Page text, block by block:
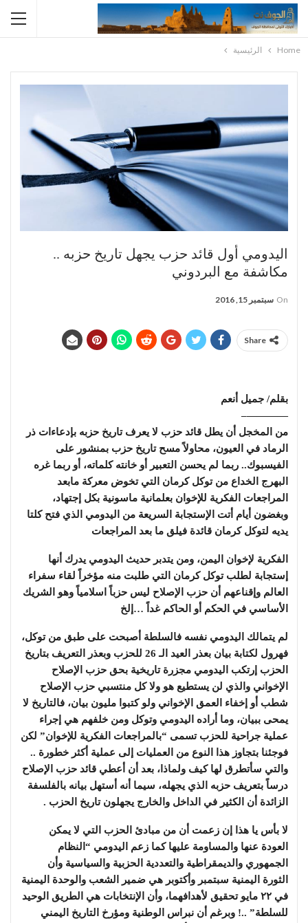
Home الرئيسية
اليدومي أول قائد حزب يجهل تاريخ حزبه ..
مكاشفة مع البردوني
On سبتمبر 15, 2016
Share
بقلم/ جميل أنعم
————–
من المخجل أن يطل قائد حزب لا يعرف تاريخ حزبه بإدعاءات ذر
الرماد في العيون، محاولاً مسح تاريخ حزب بمنشور على
الفيسبوك.. ربما لم يحسن التعبير أو خانته كلماته، أو ربما غره
البهرج الخداع من توكل كرمان التي تخوض معركة مابعد
المراجعات الفكرية للإخوان بعلمانية ماسونية بكل إجتهاد،
وبغضون أيام أتت الإستجابة السريعة من اليدومي الذي فتح كلتا
يديه لتوكل كرمان قائدة فيلق ما بعد المراجعات
الفكرية لإخوان اليمن، ومن يتدبر حديث اليدومي يدرك أنها
إستجابة لطلب توكل كرمان التي طلبت منه مؤخراً لقاء سفراء
العالم وإقناعهم أن حزب الإصلاح ليس حزباً اسلامياً وهو الشريك
الأساسي في الحكم أو الحاكم غداً …إلخ
لم يتمالك اليدومي نفسه فالسلطة أصبحت على طبق من توكل،
فهرول لكتابة بيان بعذر العيد الـ 26 للحزب وبعذر التعريف بتاريخ
الحزب إرتكب اليدومي مجزرة تاريخية بحق حزب الإصلاح
الإخواني والذي لن يستطيع هو ولا كل منتسبي حزب الإصلاح
شطب أو إخفاء العمق الإخواني ولو كتبوا مليون بيان، فالتاريخ لا
يمحى ببيان، وما أراده اليدومي وتوكل ومن خلفهم هي إجراء
عملية جراحية للحزب تسمى “بالمراجعات الفكرية للإخوان” لكن
فوجئنا بتجاوز هذا النوع من العمليات إلى عملية أكثر خطورة ..
والتي سأتطرق لها كيف ولماذا، بعد أن أعطي قائد حزب الإصلاح
درساً بتعريف حزبه الذي يجهله، سيما أنه أستهل بيانه بالفلسفة
الزائدة أن الكثير في الداخل والخارج يجهلون تاريخ الحزب .
لا بأس يا هذا إن زعمت أن من مبادئ الحزب التي لا يمكن
العودة عنها والمساومة عليها كما زعم اليدومي “النظام
الجمهوري والديمقراطية والتعددية الحزبية والسياسية وأن
الثورة اليمنية سبتمبر وأكتوبر هي ضمير الشعب والوحدة اليمنية
في ٢٢ مايو تحقيق لأهدافهما، وأن الإنتخابات هي الطريق الوحيد
للسلطة” ..! وبرغم أن نبراس الوطنية ومؤرخ التاريخ اليمني